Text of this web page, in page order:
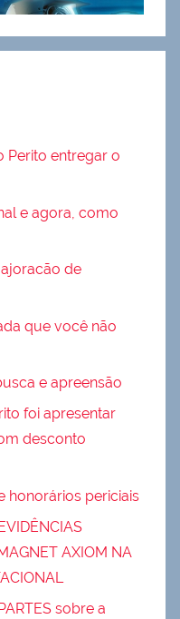
Perito entregar o
e agora, como
de
que você não
e apreensão
foi apresentar
desconto
honorários periciais
AXIOM NA
sobre a